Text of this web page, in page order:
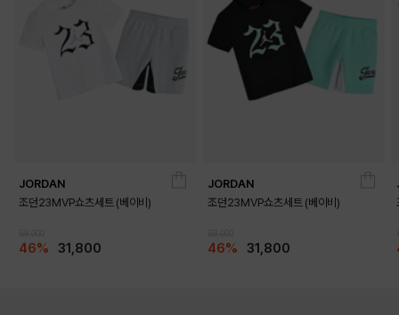
JORDAN
조던23MVP쇼츠세트 (베이비)
46% 31,800
JORDAN
조던23MVP쇼츠세트 (베이비)
46% 31,800